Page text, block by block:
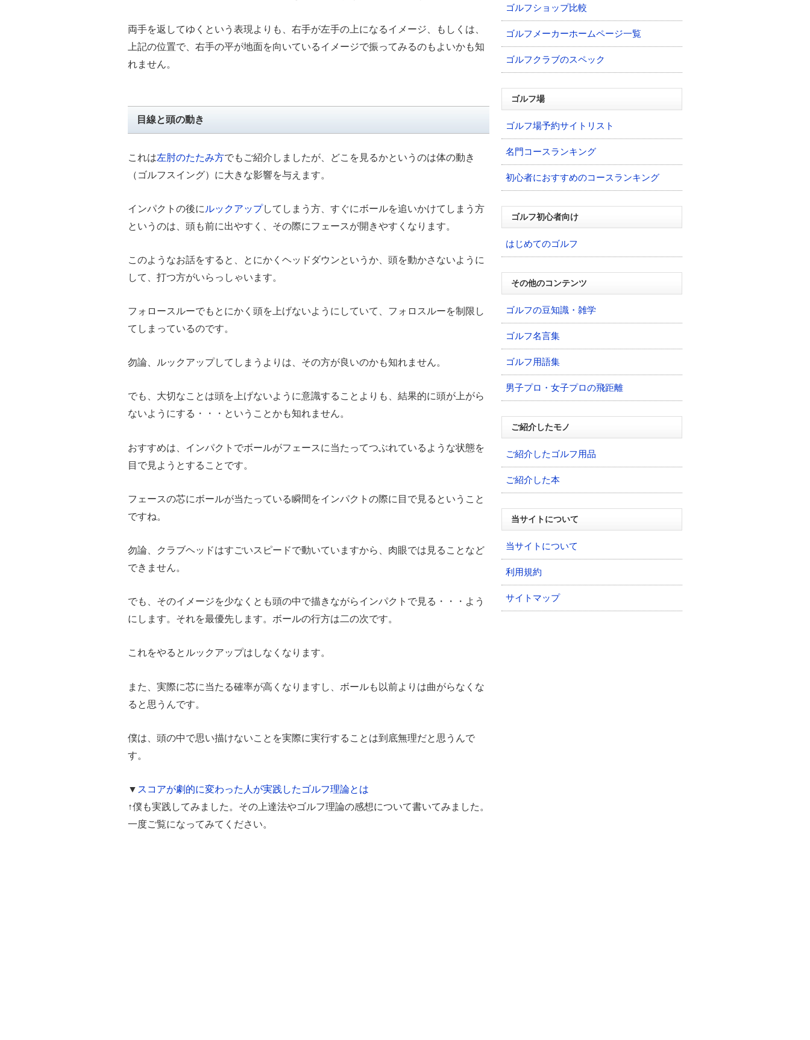
両手を返してゆくという表現よりも、右手が左手の上になるイメージ、もしくは、
上記の位置で、右手の平が地面を向いているイメージで振ってみるのもよいかも知
れません。
目線と頭の動き
これは左肘のたたみ方でもご紹介しましたが、どこを見るかというのは体の動き
（ゴルフスイング）に大きな影響を与えます。
インパクトの後に ルックアップしてしまう方、すぐにボールを追いかけてしまう方
というのは、頭も前に出やすく、その際にフェースが開きやすくなります。
このようなお話をすると、とにかくヘッドダウンというか、頭を動かさないように
して、打つ方がいらっしゃいます。
フォロースルーでもとにかく頭を上げないようにしていて、フォロスルーを制限し
てしまっているのです。
勿論、ルックアップしてしまうよりは、その方が良いのかも知れません。
でも、大切なことは頭を上げないように意識することよりも、結果的に頭が上がら
ないようにする・・・ということかも知れません。
おすすめは、インパクトでボールがフェースに当たってつぶれているような状態を
目で見ようとすることです。
フェースの芯にボールが当たっている瞬間をインパクトの際に目で見るということ
ですね。
勿論、クラブヘッドはすごいスピードで動いていますから、肉眼では見ることなど
できません。
でも、そのイメージを少なくとも頭の中で描きながらインパクトで見る・・・よう
にします。それを最優先します。ボールの行方は二の次です。
これをやるとルックアップはしなくなります。
また、実際に芯に当たる確率が高くなりますし、ボールも以前よりは曲がらなくな
ると思うんです。
僕は、頭の中で思い描けないことを実際に実行することは到底無理だと思うんで
す。
▼ スコアが劇的に変わった人が実践したゴルフ理論とは
↑僕も実践してみました。その上達法やゴルフ理論の感想について書いてみました。
一度ご覧になってみてください。
ゴルフショップ比較
ゴルフメーカーホームページ一覧
ゴルフクラブのスペック
ゴルフ場
ゴルフ場予約サイトリスト
名門コースランキング
初心者におすすめのコースランキング
ゴルフ初心者向け
はじめてのゴルフ
その他のコンテンツ
ゴルフの豆知識・雑学
ゴルフ名言集
ゴルフ用語集
男子プロ・女子プロの飛距離
ご紹介したモノ
ご紹介したゴルフ用品
ご紹介した本
当サイトについて
当サイトについて
利用規約
サイトマップ